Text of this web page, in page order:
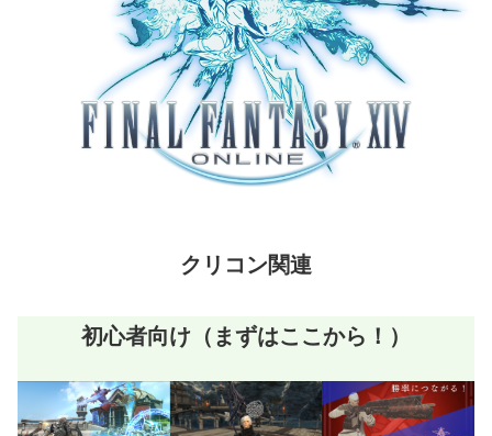
クリコン関連
初心者向け（まずはここから！）